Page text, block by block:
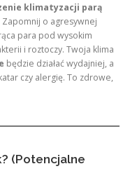
klimatyzacji parą
Zapomnij o agresywnej
para pod wysokim
i roztoczy. Twoja klima
będzie działać wydajniej, a
czy alergię. To zdrowe,
(Potencjalne